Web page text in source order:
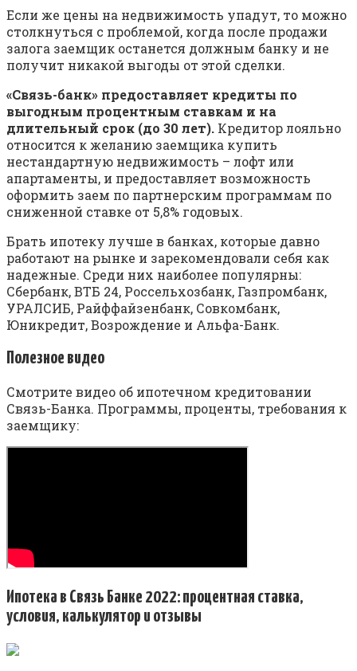
Если же цены на недвижимость упадут, то можно
столкнуться с проблемой, когда после продажи
залога заемщик останется должным банку и не
получит никакой выгоды от этой сделки.
«Связь-банк» предоставляет кредиты по
выгодным процентным ставкам и на
длительный срок (до 30 лет). Кредитор лояльно
относится к желанию заемщика купить
нестандартную недвижимость – лофт или
апартаменты, и предоставляет возможность
оформить заем по партнерским программам по
сниженной ставке от 5,8% годовых.
Брать ипотеку лучше в банках, которые давно
работают на рынке и зарекомендовали себя как
надежные. Среди них наиболее популярны:
Сбербанк, ВТБ 24, Россельхозбанк, Газпромбанк,
УРАЛСИБ, Райффайзенбанк, Совкомбанк,
Юникредит, Возрождение и Альфа-Банк.
Полезное видео
Смотрите видео об ипотечном кредитовании
Связь-Банка. Программы, проценты, требования к
заемщику:
Ипотека в Связь Банке 2022: процентная ставка,
условия, калькулятор и отзывы